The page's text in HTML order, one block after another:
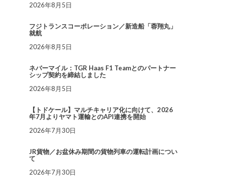
2026年8月5日
フジトランスコーポレーション／新造船「蓉翔丸」
就航
2026年8月5日
ネバーマイル：TGR Haas F1 Teamとのパートナー
シップ契約を締結しました
2026年8月5日
【トドケール】マルチキャリア化に向けて、2026
年7月よりヤマト運輸とのAPI連携を開始
2026年7月30日
JR貨物／お盆休み期間の貨物列車の運転計画につい
て
2026年7月30日